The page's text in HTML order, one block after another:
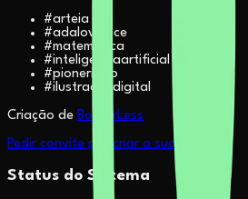
#arteia
#adalovelace
#matematica
#inteligenciaartificial
#pionerismo
#ilustracaodigital
Criação de BorderLess
Pedir convite pra criar a sua
Status do Sistema